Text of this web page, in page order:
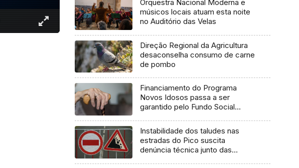
Orquestra Nacional Moderna e
músicos locais atuam esta noite
no Auditório das Velas
Direção Regional da Agricultura
desaconselha consumo de carne
de pombo
Financiamento do Programa
Novos Idosos passa a ser
garantido pelo Fundo Social
Instabilidade dos taludes nas
estradas do Pico suscita
denúncia técnica junto das